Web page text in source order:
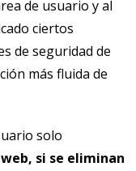
de usuario y al
ciertos
de seguridad de
más fluida de
solo
si se eliminan